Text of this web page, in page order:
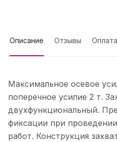
Описание Отзывы Оплата
Максимальное осевое
поперечное усилие 2 т.
двухфункциональный.
фиксации при
работ. Конструкция